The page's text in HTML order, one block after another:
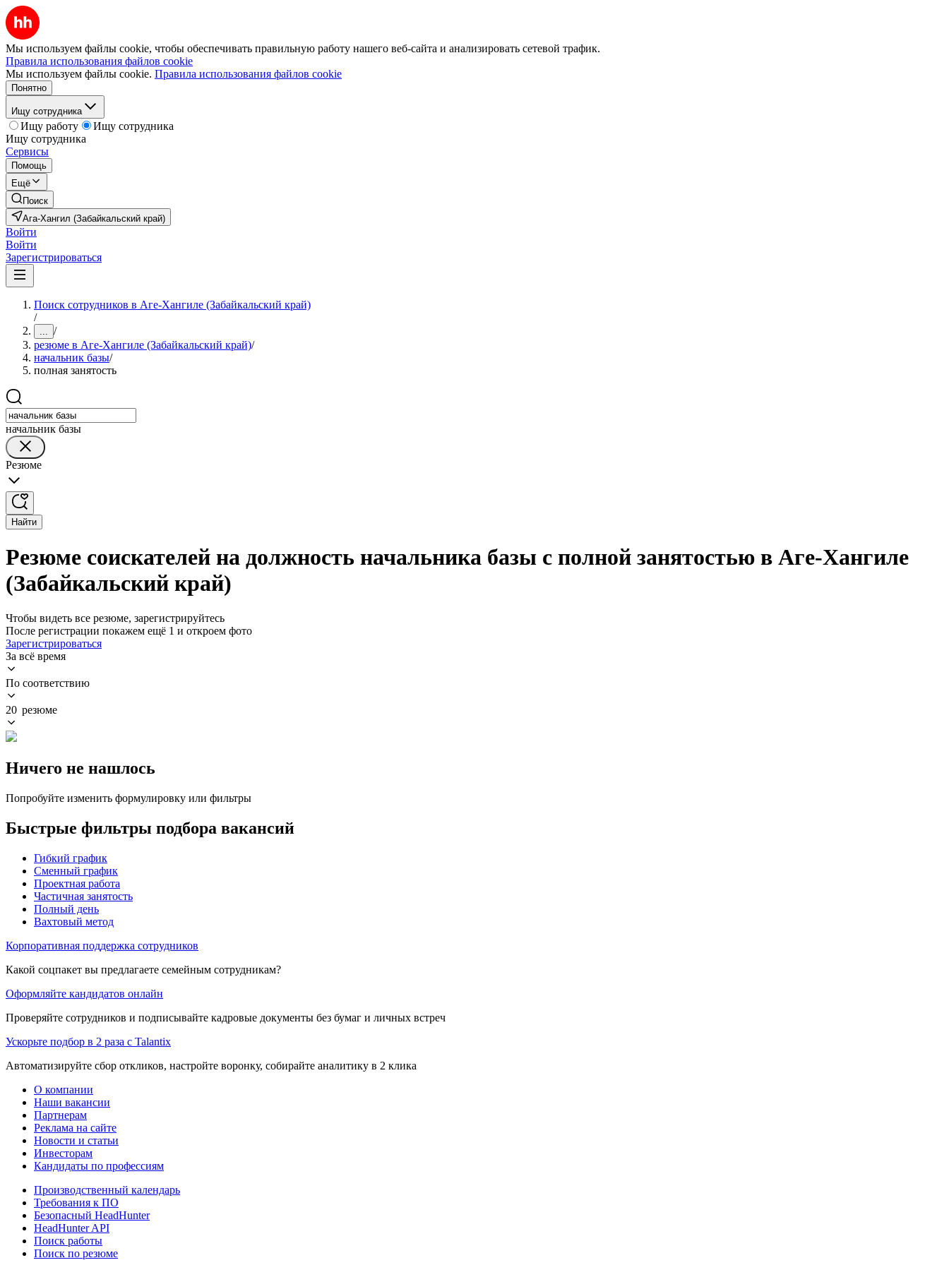
Мы используем файлы cookie, чтобы обеспечивать правильную работу нашего веб-сайта и анализировать сетевой трафик.
Правила использования файлов cookie
Мы используем файлы cookie. Правила использования файлов cookie
Понятно
Ищу сотрудника
Ищу работу
Ищу сотрудника
Ищу сотрудника
Сервисы
Помощь
Ещё
Поиск
Ага-Хангил (Забайкальский край)
Войти
Войти
Зарегистрироваться
Поиск сотрудников в Аге-Хангиле (Забайкальский край)
/
... /
резюме в Аге-Хангиле (Забайкальский край)/
начальник базы/
полная занятость
начальник базы
Резюме
Найти
Резюме соискателей на должность начальника базы с полной занятостью в Аге-Хангиле
(Забайкальский край)
Чтобы видеть все резюме, зарегистрируйтесь
После регистрации покажем ещё 1 и откроем фото
Зарегистрироваться
За всё время
По соответствию
20 резюме
Ничего не нашлось
Попробуйте изменить формулировку или фильтры
Быстрые фильтры подбора вакансий
Гибкий график
Сменный график
Проектная работа
Частичная занятость
Полный день
Вахтовый метод
Корпоративная поддержка сотрудников
Какой соцпакет вы предлагаете семейным сотрудникам?
Оформляйте кандидатов онлайн
Проверяйте сотрудников и подписывайте кадровые документы без бумаг и личных встреч
Ускорьте подбор в 2 раза с Talantix
Автоматизируйте сбор откликов, настройте воронку, собирайте аналитику в 2 клика
О компании
Наши вакансии
Партнерам
Реклама на сайте
Новости и статьи
Инвесторам
Кандидаты по профессиям
Производственный календарь
Требования к ПО
Безопасный HeadHunter
HeadHunter API
Поиск работы
Поиск по резюме